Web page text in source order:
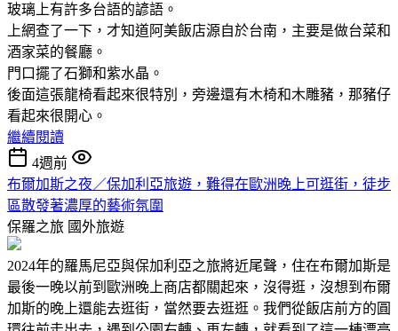
玻璃上有許多台語的諺語。
上網查了一下，才知道阿美飯店源自於台南，主要是做台菜和
酒家菜的餐廳。
門口擺了石獅和紫水晶。
後面這張龍椅看起來很特別，旁邊還有木椅和木雕豬，那豬仔
看起來很開心。
繼續閱讀
4週前
布爾加斯之夜／保加利亞旅遊，難得在歐洲晚上可逛街，徒步
區散發著濃厚的藝術氛圍
保羅之旅 國外旅遊
2024年的羅馬尼亞與保加利亞之旅將近尾聲，住在布爾加斯是
最後一晚以前到歐洲晚上商店都關起來，沒得逛，沒想到布爾
加斯的晚上還能去逛街，當然要去逛逛。我們從飯店前方的圓